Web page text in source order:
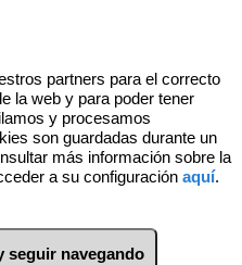
partners para el correcto
la web y para poder tener
y procesamos
son guardadas durante un
más información sobre la
a su configuración aquí.
seguir navegando